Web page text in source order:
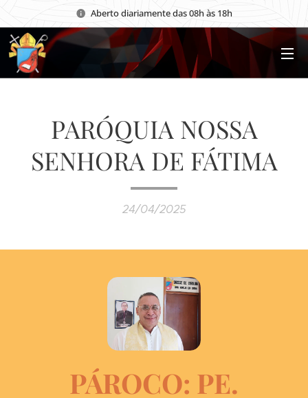
Aberto diariamente das 08h às 18h
PARÓQUIA NOSSA
SENHORA DE FÁTIMA
24/04/2025
PÁROCO: PE.